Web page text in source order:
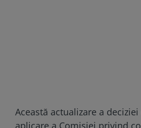
Această actualizare a
aplicare a Comisiei privind